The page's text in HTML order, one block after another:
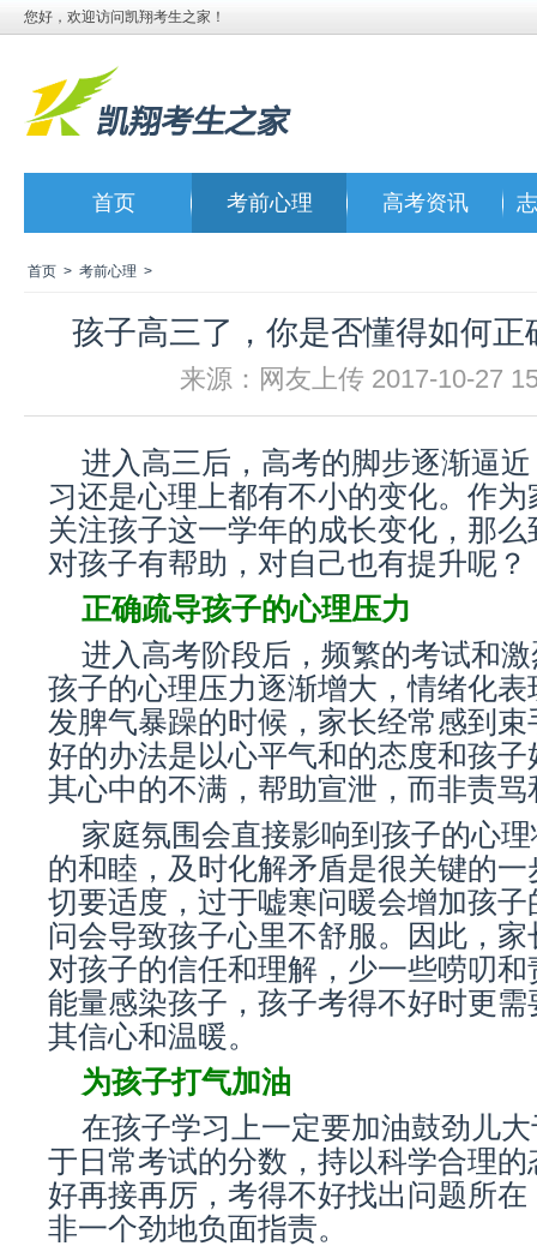
您好，欢迎访问凯翔考生之家！
首页 考前心理 高考资讯
首页 > 考前心理 >
孩子高三了，你是否懂得如何正
来源：网友上传 2017-10-27
进入高三后，高考的脚步逐渐逼
习还是心理上都有不小的变化。作
关注孩子这一学年的成长变化，那
对孩子有帮助，对自己也有提升呢？
正确疏导孩子的心理压力
进入高考阶段后，频繁的考试和
孩子的心理压力逐渐增大，情绪化
发脾气暴躁的时候，家长经常感到
好的办法是以心平气和的态度和孩
其心中的不满，帮助宣泄，而非责骂
家庭氛围会直接影响到孩子的心
的和睦，及时化解矛盾是很关键的
切要适度，过于嘘寒问暖会增加孩
问会导致孩子心里不舒服。因此，
对孩子的信任和理解，少一些唠叨
能量感染孩子，孩子考得不好时更
其信心和温暖。
为孩子打气加油
在孩子学习上一定要加油鼓劲儿
于日常考试的分数，持以科学合理
好再接再厉，考得不好找出问题所
非一个劲地负面指责。